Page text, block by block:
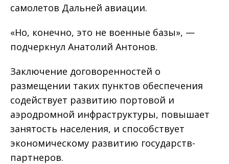
самолетов Дальней авиации.
«Но, конечно, это не военные базы», —
подчеркнул Анатолий Антонов.
Заключение договоренностей о
размещении таких пунктов обеспечения
содействует развитию портовой и
аэродромной инфраструктуры, повышает
занятость населения, и способствует
экономическому развитию государств-
партнеров.